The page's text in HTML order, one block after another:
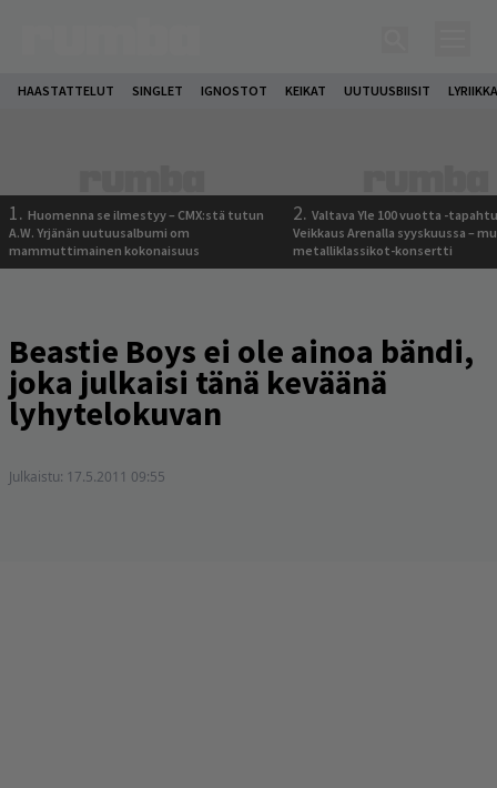
HAASTATTELUT SINGLET IGNOSTOT KEIKAT UUTUUSBIISIT
1. Huomenna se ilmestyy – CMX:stä tutun
A.W. Yrjänän uutuusalbumi om
mammuttimainen kokonaisuus
2. Valtava Yle 100 vuotta -
Veikkaus Arenalla syyskuussa –
metalliklassikot-konsertti
Beastie Boys ei ole ainoa bändi,
joka julkaisi tänä keväänä
lyhytelokuvan
Julkaistu: 17.5.2011 09:55